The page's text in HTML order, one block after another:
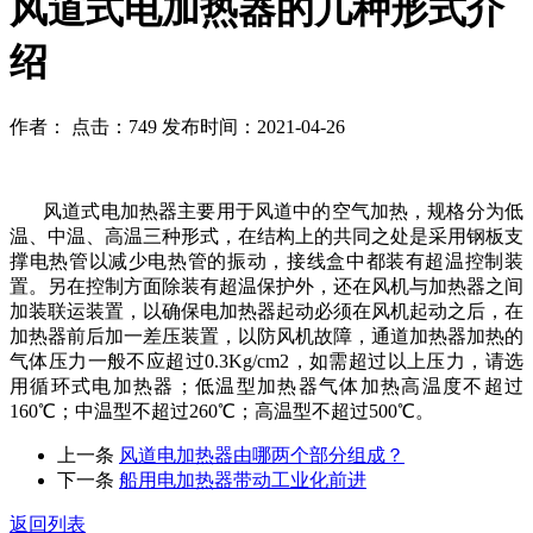
风道式电加热器的几种形式介
绍
作者： 点击：749 发布时间：2021-04-26
风道式电加热器主要用于风道中的空气加热，规格分为低
温、中温、高温三种形式，在结构上的共同之处是采用钢板支
撑电热管以减少电热管的振动，接线盒中都装有超温控制装
置。另在控制方面除装有超温保护外，还在风机与加热器之间
加装联运装置，以确保电加热器起动必须在风机起动之后，在
加热器前后加一差压装置，以防风机故障，通道加热器加热的
气体压力一般不应超过0.3Kg/cm2 ，如需超过以上压力，请选
用循环式电加热器；低温型加热器气体加热高温度不超过
160℃；中温型不超过260℃；高温型不超过500℃。
上一条 风道电加热器由哪两个部分组成？
下一条 船用电加热器带动工业化前进
返回列表